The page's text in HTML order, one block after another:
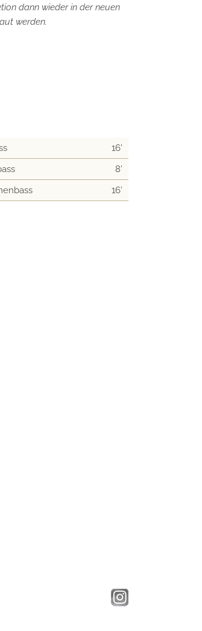
dann wieder in der neuen
werden.
16'
8'
16'